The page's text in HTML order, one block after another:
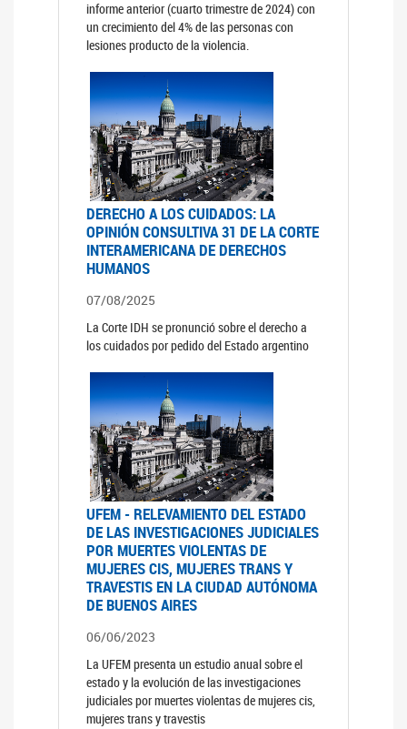
informe anterior (cuarto trimestre de 2024) con
un crecimiento del 4% de las personas con
lesiones producto de la violencia.
DERECHO A LOS CUIDADOS: LA
OPINIÓN CONSULTIVA 31 DE LA CORTE
INTERAMERICANA DE DERECHOS
HUMANOS
07/08/2025
La Corte IDH se pronunció sobre el derecho a
los cuidados por pedido del Estado argentino
UFEM - RELEVAMIENTO DEL ESTADO
DE LAS INVESTIGACIONES JUDICIALES
POR MUERTES VIOLENTAS DE
MUJERES CIS, MUJERES TRANS Y
TRAVESTIS EN LA CIUDAD AUTÓNOMA
DE BUENOS AIRES
06/06/2023
La UFEM presenta un estudio anual sobre el
estado y la evolución de las investigaciones
judiciales por muertes violentas de mujeres cis,
mujeres trans y travestis